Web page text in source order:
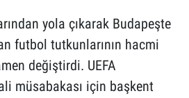
yola çıkarak Budapeşte
futbol tutkunlarının hacmi
değiştirdi. UEFA
müsabakası için başkent